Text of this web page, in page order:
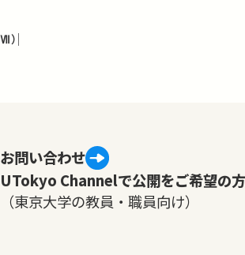
）
お問い合わせ
UTokyo Channelで公開をご希望の
（東京大学の教員・職員向け）